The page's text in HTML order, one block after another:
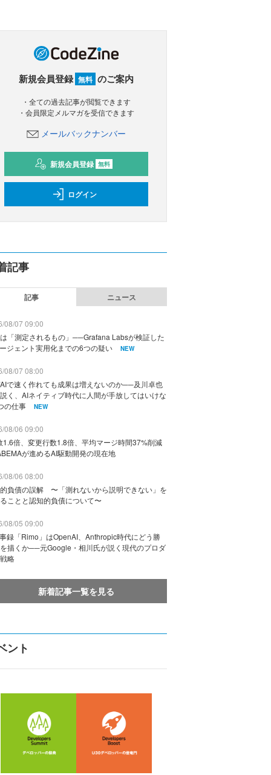
新規会員登録 無料 のご案内
・全ての過去記事が閲覧できます
・会員限定メルマガを受信できます
メールバックナンバー
新規会員登録 無料
ログイン
記事
記事 ニュース
08/07 09:00
「測定されるもの」──Grafana Labsが検証した
ジェント実用化までの6つの疑い
NEW
08/07 08:00
で速く作れても成果は増えないのか──及川卓也
く、AIネイティブ時代に人間が手放してはいけな
の仕事
NEW
08/06 09:00
1.6倍、変更行数1.8倍、平均マージ時間37%削減
が進めるAI駆動開発の現在地
08/06 08:00
負債の誤解 〜「測れないから説明できない」を
ことと認知的負債について〜
08/05 09:00
録「Rimo」はOpenAI、Anthropic時代にどう勝
描くか──元Google・相川氏が説く現代のプロダ
略
新着記事一覧を見る
ント